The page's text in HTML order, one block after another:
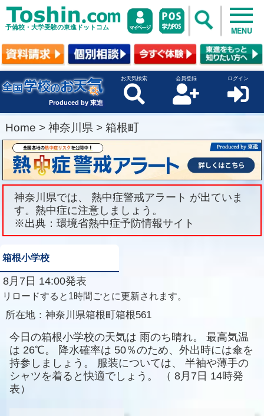
予備校・大学受験の東進ドットコム MENU
Produced by 東進
お天気検索 会員登録 ログイン
Home > 神奈川県 > 箱根町
神奈川県では、 熱中症警戒アラート が出ていま
す。熱中症に注意しましょう。
※出典：環境省熱中症予防情報サイト
箱根小学校
8月7日 14:00発表
リロードすると1時間ごとに更新されます。
所在地： 神奈川県箱根町箱根561
今日の箱根小学校の天気は 雨のち晴れ。
最高気温
は 26℃。 降水確率は 50％のため、外出時には傘を
持参しましょう。
服装については、
半袖や薄手の
シャツを着ると快適でしょう。
（ 8月7日 14時発
表）